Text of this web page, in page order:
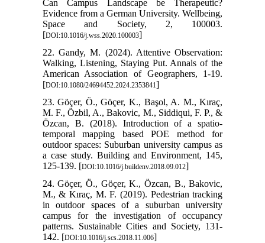
Can Campus Landscape be Therapeutic?
Evidence from a German University. Wellbeing,
Space and Society, 2, 100003.
[DOI:10.1016/j.wss.2020.100003]
22. Gandy, M. (2024). Attentive Observation:
Walking, Listening, Staying Put. Annals of the
American Association of Geographers, 1-19.
[DOI:10.1080/24694452.2024.2353841]
23. Göçer, Ö., Göçer, K., Başol, A. M., Kıraç,
M. F., Özbil, A., Bakovic, M., Siddiqui, F. P., &
Özcan, B. (2018). Introduction of a spatio-
temporal mapping based POE method for
outdoor spaces: Suburban university campus as
a case study. Building and Environment, 145,
125-139. [DOI:10.1016/j.buildenv.2018.09.012]
24. Göçer, Ö., Göçer, K., Özcan, B., Bakovic,
M., & Kıraç, M. F. (2019). Pedestrian tracking
in outdoor spaces of a suburban university
campus for the investigation of occupancy
patterns. Sustainable Cities and Society, 131-
142. [DOI:10.1016/j.scs.2018.11.006]